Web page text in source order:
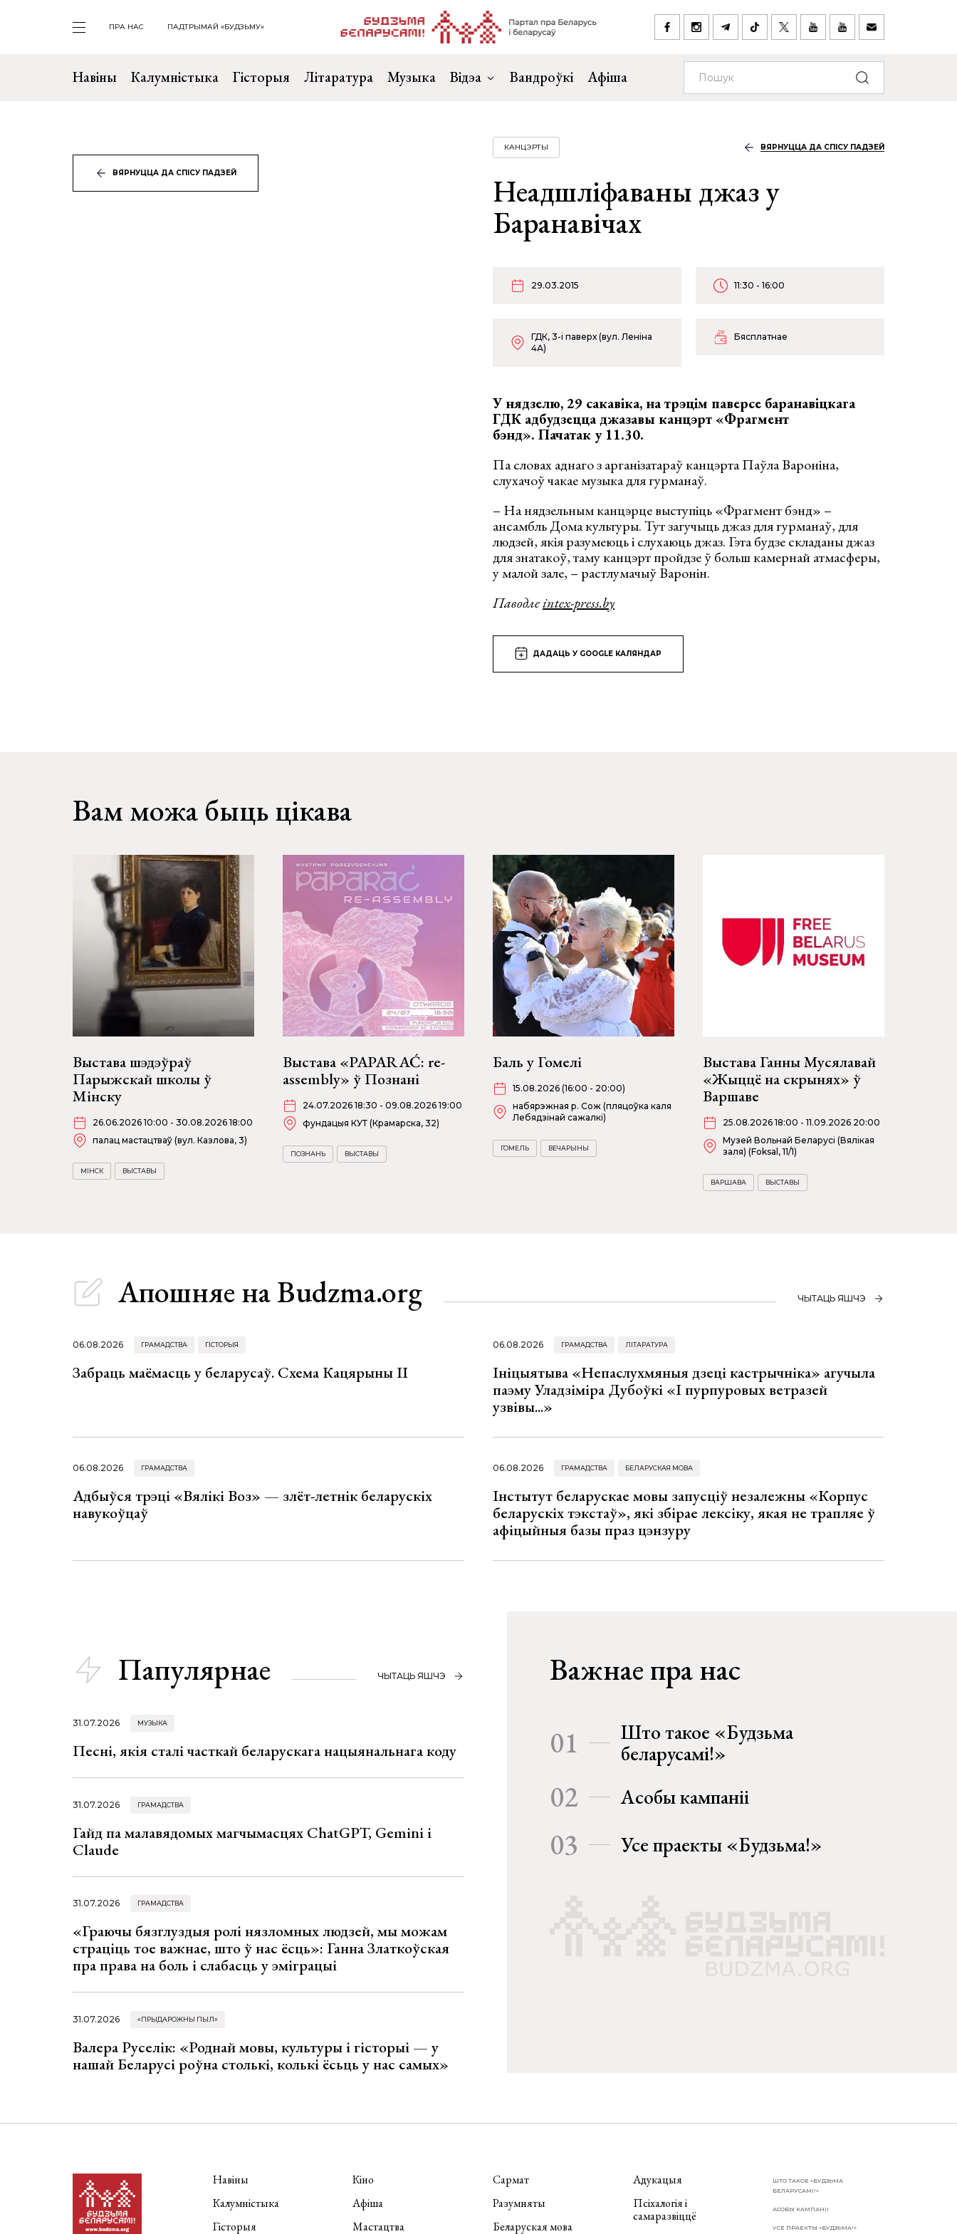
ПРА НАС ПАДТРЫМАЙ «БУДЗЬМУ»
Навіны Калумністыка Гісторыя Літаратура Музыка Відэа Вандроўкі Афіша
ВЯРНУЦЦА ДА СПІСУ ПАДЗЕЙ
КАНЦЭРТЫ ВЯРНУЦЦА ДА СПІСУ ПАДЗЕЙ
Неадшліфаваны джаз у
Баранавічах
29.03.2015 11:30 - 16:00
ГДК, 3-і паверх (вул. Леніна
4А)
Бясплатнае
У нядзелю, 29 сакавіка, на трэцім паверсе баранавіцкага
ГДК адбудзецца джазавы канцэрт «Фрагмент
бэнд». Пачатак у 11.30.
Па словах аднаго з арганізатараў канцэрта Паўла Вароніна,
слухачоў чакае музыка для гурманаў.
– На нядзельным канцэрце выступіць «Фрагмент бэнд» –
ансамбль Дома культуры. Тут загучыць джаз для гурманаў, для
людзей, якія разумеюць і слухаюць джаз. Гэта будзе складаны джаз
для знатакоў, таму канцэрт пройдзе ў больш камернай атмасферы,
у малой зале, – растлумачыў Варонін.
Паводлеintex-press.by
ДАДАЦЬ У GOOGLE КАЛЯНДАР
Вам можа быць цікава
Выстава шэдэўраў
Парыжскай школы ў
Мінску
26.06.2026 10:00 - 30.08.2026 18:00
палац мастацтваў (вул. Казлова, 3)
МІНСК ВЫСТАВЫ
Выстава «PAPARAĆ: re-
assembly» ў Познані
24.07.2026 18:30 - 09.08.2026 19:00
фундацыя КУТ (Крамарска, 32)
ПОЗНАНЬ ВЫСТАВЫ
Баль у Гомелі
15.08.2026 (16:00 - 20:00)
набярэжная р. Сож (пляцоўка каля
Лебядзінай сажалкі)
ГОМЕЛЬ ВЕЧАРЫНЫ
Выстава Ганны Мусялавай
«Жыццё на скрынях» ў
Варшаве
25.08.2026 18:00 - 11.09.2026 20:00
Музей Вольнай Беларусі (Вялікая
заля) (Foksal, 11/1)
ВАРШАВА ВЫСТАВЫ
Апошняе на Budzma.org ЧЫТАЦЬ ЯШЧЭ
06.08.2026 ГРАМАДСТВА ГІСТОРЫЯ
Забраць маёмасць у беларусаў. Схема Кацярыны ІІ
06.08.2026 ГРАМАДСТВА ЛІТАРАТУРА
Ініцыятыва «Непаслухмяныя дзеці кастрычніка» агучыла
паэму Уладзіміра Дубоўкі «І пурпуровых ветразей
узвівы...»
06.08.2026 ГРАМАДСТВА
Адбыўся трэці «Вялікі Воз» — злёт-летнік беларускіх
навукоўцаў
06.08.2026 ГРАМАДСТВА БЕЛАРУСКАЯ МОВА
Інстытут беларускае мовы запусціў незалежны «Корпус
беларускіх тэкстаў», які збірае лексіку, якая не трапляе ў
афіцыйныя базы праз цэнзуру
Папулярнае ЧЫТАЦЬ ЯШЧЭ
31.07.2026 МУЗЫКА
Песні, якія сталі часткай беларускага нацыянальнага коду
31.07.2026 ГРАМАДСТВА
Гайд па малавядомых магчымасцях ChatGPT, Gemini і
Claude
31.07.2026 ГРАМАДСТВА
«Граючы бязглуздыя ролі нязломных людзей, мы можам
страціць тое важнае, што ў нас ёсць»: Ганна Златкоўская
пра права на боль і слабасць у эміграцыі
31.07.2026 «ПРЫДАРОЖНЫ ПЫЛ»
Валера Руселік: «Роднай мовы, культуры і гісторыі — у
нашай Беларусі роўна столькі, колькі ёсьць у нас самых»
Важнае пра нас
01
Што такое «Будзьма
беларусамі!»
02 Асобы кампаніі
03 Усе праекты «Будзьма!»
Навіны
Калумністыка
Гісторыя
Кіно
Афіша
Мастацтва
Сармат
Разумняты
Беларуская мова
Адукацыя
Псіхалогія і
самаразвіццё
ШТО ТАКОЕ «БУДЗЬМА
БЕЛАРУСАМІ!»
АСОБЫ КАМПАНІІ
УСЕ ПРАЕКТЫ «БУДЗЬМА!»